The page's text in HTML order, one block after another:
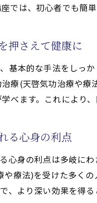
気功治療(天啓気功治
気功治療(天啓気功治
の健康を支える気功
気功治療(天啓気功治
気功治療(天啓気功治
気功治療(天啓気功治
気功治療(天啓気功治
治療(天啓気功治療や
では、初心者でも簡
押さえて健康に
基本的な手法をしっ
療(天啓気功治療や
べます。これにより
る心身の利点
心身の利点は多岐に
療法)を受けた多く
より深い効果を得る